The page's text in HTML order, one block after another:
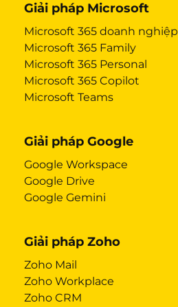
Giải pháp Microsoft
Microsoft 365 doanh nghiệp
Microsoft 365 Family
Microsoft 365 Personal
Microsoft 365 Copilot
Microsoft Teams
Giải pháp Google
Google Workspace
Google Drive
Google Gemini
Giải pháp Zoho
Zoho Mail
Zoho Workplace
Zoho CRM